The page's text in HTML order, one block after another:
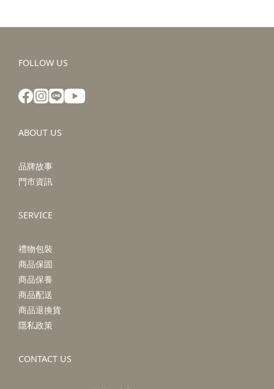
FOLLOW US
ABOUT US
品牌故事
門市資訊
SERVICE
禮物包裝
商品保固
商品保養
商品配送
商品退換貨
隱私政策
CONTACT US